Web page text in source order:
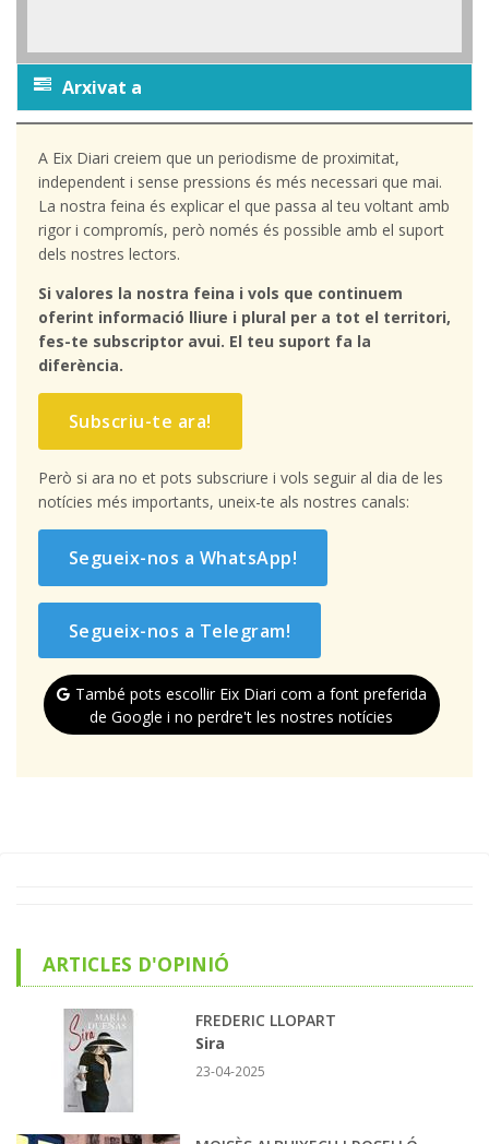
Arxivat a
A Eix Diari creiem que un periodisme de proximitat,
independent i sense pressions és més necessari que mai.
La nostra feina és explicar el que passa al teu voltant amb
rigor i compromís, però només és possible amb el suport
dels nostres lectors.
Si valores la nostra feina i vols que continuem
oferint informació lliure i plural per a tot el territori,
fes-te subscriptor avui. El teu suport fa la
diferència.
Subscriu-te ara!
Però si ara no et pots subscriure i vols seguir al dia de les
notícies més importants, uneix-te als nostres canals:
Segueix-nos a WhatsApp!
Segueix-nos a Telegram!
També pots escollir Eix Diari com a font preferida
de Google i no perdre't les nostres notícies
ARTICLES D'OPINIÓ
FREDERIC LLOPART
Sira
23-04-2025